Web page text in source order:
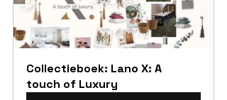
Collectieboek: Lano X: A
touch of Luxury